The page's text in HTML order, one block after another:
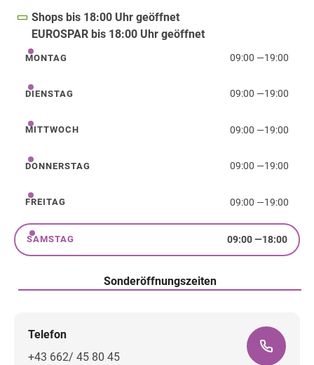
Shops bis 18:00 Uhr geöffnet
EUROSPAR bis 18:00 Uhr geöffnet
Montag
MONTAG 09:00 —19:00
Dienstag
DIENSTAG 09:00 —19:00
Mittwoch
MITTWOCH 09:00 —19:00
Donnerstag
DONNERSTAG 09:00 —19:00
Freitag
FREITAG 09:00 —19:00
Samstag
SAMSTAG 09:00—18:00
Sonderöffnungszeiten
Telefon
+43 662/ 45 80 45